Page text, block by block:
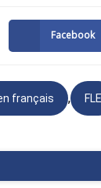
pour sortir?
Excuse-
Facebook
français , FLE